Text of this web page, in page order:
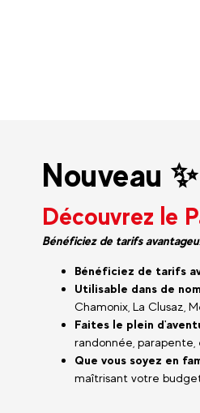
Nouveau ✨
Découvrez le
Bénéficiez de tarifs
Bénéficiez de tarifs
Utilisable dans de
Chamonix, La Clusaz,
Faites le plein
randonnée, parapente,
Que vous soyez en
maîtrisant votre